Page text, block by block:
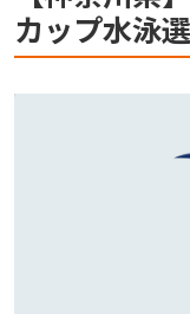
カップ水泳